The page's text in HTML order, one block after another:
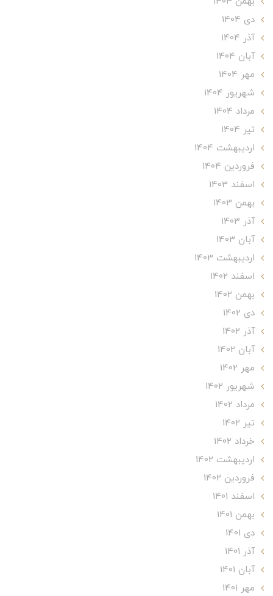
دی 1404
آذر 1404
آبان 1404
مهر 1404
شهریور 1404
مرداد 1404
تير 1404
ارديبهشت 1404
فروردین 1404
اسفند 1403
بهمن 1403
آذر 1403
آبان 1403
ارديبهشت 1403
اسفند 1402
بهمن 1402
دی 1402
آذر 1402
آبان 1402
مهر 1402
شهریور 1402
مرداد 1402
تير 1402
خرداد 1402
ارديبهشت 1402
فروردین 1402
اسفند 1401
بهمن 1401
دی 1401
آذر 1401
آبان 1401
مهر 1401